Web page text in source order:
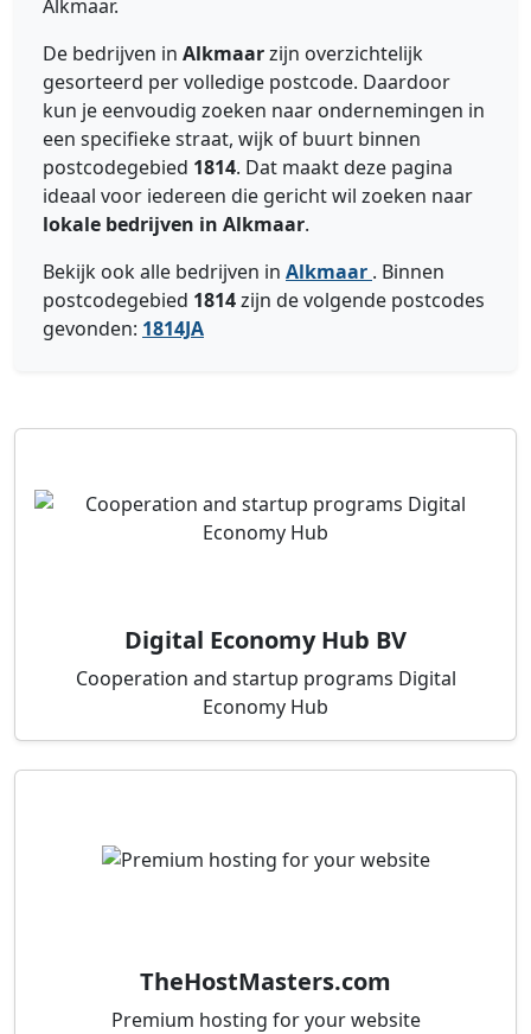
Alkmaar.
De bedrijven in Alkmaarzijn overzichtelijk
gesorteerd per volledige postcode. Daardoor
kun je eenvoudig zoeken naar ondernemingen in
een specifieke straat, wijk of buurt binnen
postcodegebied 1814. Dat maakt deze pagina
ideaal voor iedereen die gericht wil zoeken naar
lokale bedrijven in Alkmaar.
Bekijk ook alle bedrijven in Alkmaar . Binnen
postcodegebied 1814zijn de volgende postcodes
gevonden: 1814JA
Digital Economy Hub BV
Cooperation and startup programs Digital
Economy Hub
TheHostMasters.com
Premium hosting for your website